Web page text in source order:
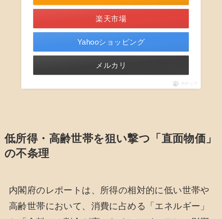
楽天市場
Yahooショッピング
メルカリ
ポチップ
低所得・高齢世帯を狙い撃つ「直面物価」
の不条理
内閣府のレポートは、所得の相対的に低い世帯や
高齢世帯において、消費に占める「エネルギー」